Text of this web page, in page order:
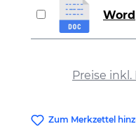
Preise inkl.
Word
Zum Merkzettel